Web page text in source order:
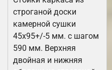
строганой доски
камерной сушки
45х95+/-5 мм. с шагом
590 мм. Верхняя
двойная и нижняя